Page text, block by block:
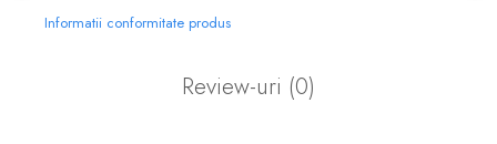
Informatii conformitate produs
Review-uri (0)